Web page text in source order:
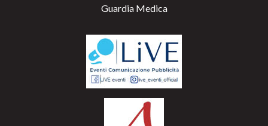
Guardia Medica